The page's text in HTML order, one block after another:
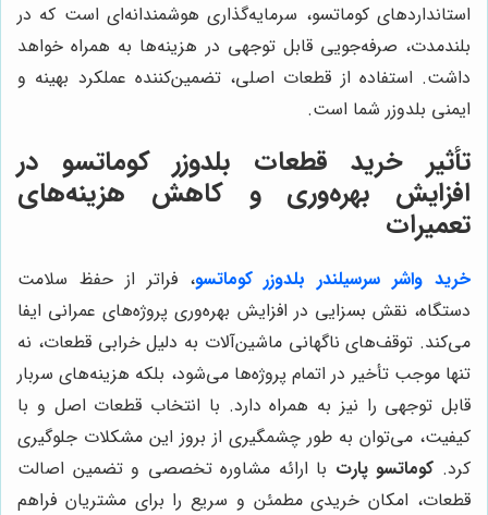
استانداردهای کوماتسو، سرمایه‌گذاری هوشمندانه‌ای است که در
بلندمدت، صرفه‌جویی قابل توجهی در هزینه‌ها به همراه خواهد
داشت. استفاده از قطعات اصلی، تضمین‌کننده عملکرد بهینه و
ایمنی بلدوزر شما است.
تأثیر خرید قطعات بلدوزر کوماتسو در
افزایش بهره‌وری و کاهش هزینه‌های
تعمیرات
خرید واشر سرسیلندر بلدوزر کوماتسو، فراتر از حفظ سلامت
دستگاه، نقش بسزایی در افزایش بهره‌وری پروژه‌های عمرانی ایفا
می‌کند. توقف‌های ناگهانی ماشین‌آلات به دلیل خرابی قطعات، نه
تنها موجب تأخیر در اتمام پروژه‌ها می‌شود، بلکه هزینه‌های سربار
قابل توجهی را نیز به همراه دارد. با انتخاب قطعات اصل و با
کیفیت، می‌توان به طور چشمگیری از بروز این مشکلات جلوگیری
کرد. کوماتسو پارت با ارائه مشاوره تخصصی و تضمین اصالت
قطعات، امکان خریدی مطمئن و سریع را برای مشتریان فراهم